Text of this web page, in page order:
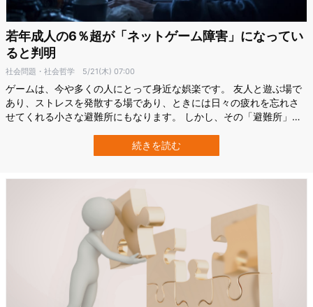
若年成人の6％超が「ネットゲーム障害」になってい
ると判明
社会問題・社会哲学 5/21(木) 07:00
ゲームは、今や多くの人にとって身近な娯楽です。 友人と遊ぶ場で
あり、ストレスを発散する場であり、ときには日々の疲れを忘れさ
せてくれる小さな避難所にもなります。 しかし、その「避難所」が
しのけてしまうこともあります。 スペイン・バレンシア大学
（Universidad de Valencia）の研究チームは今回、若年成人におけ
続きを読む